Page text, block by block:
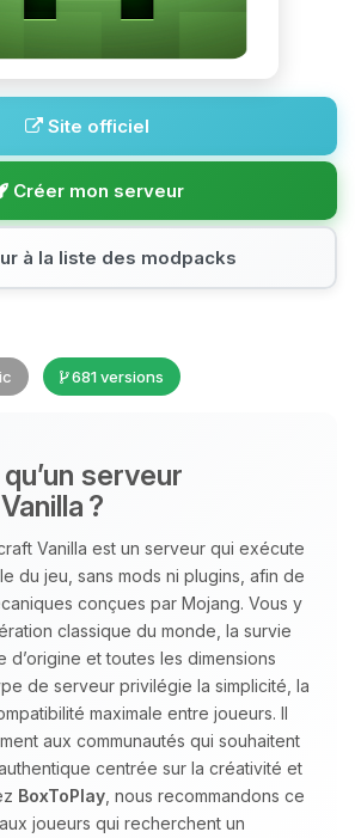
Site officiel
Créer mon serveur
à la liste des modpacks
681 versions
serveur
?
Vanilla est un serveur qui exécute
du jeu, sans mods ni plugins, afin de
conçues par Mojang. Vous y
classique du monde, la survie
d’origine et toutes les dimensions
de serveur privilégie la simplicité, la
maximale entre joueurs. Il
aux communautés qui souhaitent
centrée sur la créativité et
BoxToPlay , nous recommandons ce
joueurs qui recherchent un
enfin quelqu’un pour me
Moi c’est Choupy, ton petit
BoxToPlay. Dis-moi ce dont
et je vais remuer mes
circuits pour t’aider.
à 07:26